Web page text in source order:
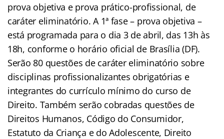
prova objetiva e prova prático-profissional, de
caráter eliminatório. A 1ª fase – prova objetiva –
está programada para o dia 3 de abril, das 13h às
18h, conforme o horário oficial de Brasília (DF).
Serão 80 questões de caráter eliminatório sobre
disciplinas profissionalizantes obrigatórias e
integrantes do currículo mínimo do curso de
Direito. Também serão cobradas questões de
Direitos Humanos, Código do Consumidor,
Estatuto da Criança e do Adolescente, Direito